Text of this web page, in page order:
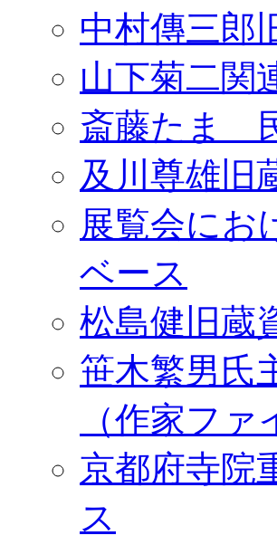
中村傳三郎
山下菊二関
斎藤たま
及川尊雄旧
展覧会にお
ベース
松島健旧蔵
笹木繁男氏
（作家ファ
京都府寺院
ス